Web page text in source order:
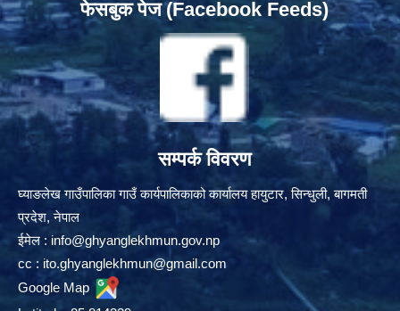
फेसबुक पेज (Facebook Feeds)
सम्पर्क विवरण
घ्याङलेख गाउँपालिका गाउँ कार्यपालिकाको कार्यालय हायुटार, सिन्धुली, बागमती
प्रदेश, नेपाल
ईमेल : info@ghyanglekhmun.gov.np
cc : ito.ghyanglekhmun@gmail.com
Google Map